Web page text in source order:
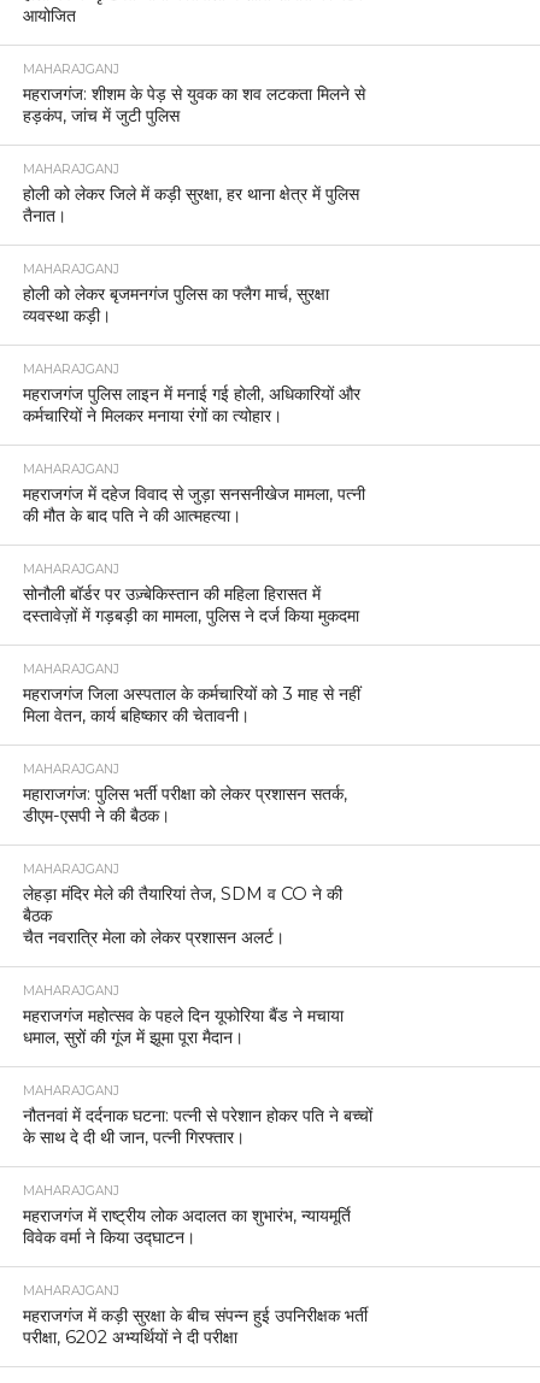
आयोजित
MAHARAJGANJ
महराजगंज: शीशम के पेड़ से युवक का शव लटकता मिलने से
हड़कंप, जांच में जुटी पुलिस
MAHARAJGANJ
होली को लेकर जिले में कड़ी सुरक्षा, हर थाना क्षेत्र में पुलिस
तैनात।
MAHARAJGANJ
होली को लेकर बृजमनगंज पुलिस का फ्लैग मार्च, सुरक्षा
व्यवस्था कड़ी।
MAHARAJGANJ
महराजगंज पुलिस लाइन में मनाई गई होली, अधिकारियों और
कर्मचारियों ने मिलकर मनाया रंगों का त्योहार।
MAHARAJGANJ
महराजगंज में दहेज विवाद से जुड़ा सनसनीखेज मामला, पत्नी
की मौत के बाद पति ने की आत्महत्या।
MAHARAJGANJ
सोनौली बॉर्डर पर उज़्बेकिस्तान की महिला हिरासत में
दस्तावेज़ों में गड़बड़ी का मामला, पुलिस ने दर्ज किया मुकदमा
MAHARAJGANJ
महराजगंज जिला अस्पताल के कर्मचारियों को 3 माह से नहीं
मिला वेतन, कार्य बहिष्कार की चेतावनी।
MAHARAJGANJ
महाराजगंज: पुलिस भर्ती परीक्षा को लेकर प्रशासन सतर्क,
डीएम-एसपी ने की बैठक।
MAHARAJGANJ
लेहड़ा मंदिर मेले की तैयारियां तेज, SDM व CO ने की
बैठक
चैत नवरात्रि मेला को लेकर प्रशासन अलर्ट।
MAHARAJGANJ
महराजगंज महोत्सव के पहले दिन यूफोरिया बैंड ने मचाया
धमाल, सुरों की गूंज में झूमा पूरा मैदान।
MAHARAJGANJ
नौतनवां में दर्दनाक घटना: पत्नी से परेशान होकर पति ने बच्चों
के साथ दे दी थी जान, पत्नी गिरफ्तार।
MAHARAJGANJ
महराजगंज में राष्ट्रीय लोक अदालत का शुभारंभ, न्यायमूर्ति
विवेक वर्मा ने किया उद्घाटन।
MAHARAJGANJ
महराजगंज में कड़ी सुरक्षा के बीच संपन्न हुई उपनिरीक्षक भर्ती
परीक्षा, 6202 अभ्यर्थियों ने दी परीक्षा